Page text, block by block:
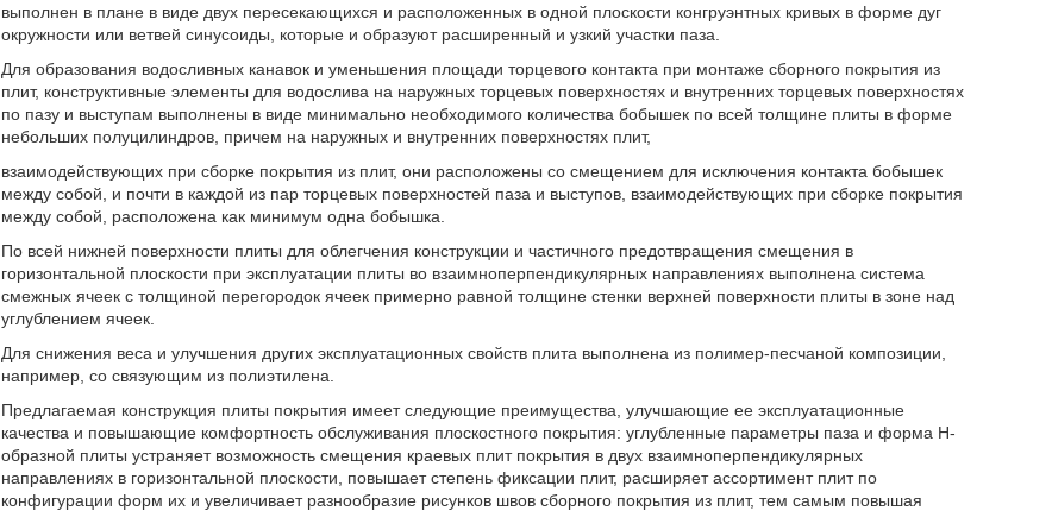
выполнен в плане в виде двух пересекающихся и расположенных в одной плоскости конгруэнтных кривых в форме дуг
окружности или ветвей синусоиды, которые и образуют расширенный и узкий участки паза.
Для образования водосливных канавок и уменьшения площади торцевого контакта при монтаже сборного покрытия из
плит, конструктивные элементы для водослива на наружных торцевых поверхностях и внутренних торцевых поверхностях
по пазу и выступам выполнены в виде минимально необходимого количества бобышек по всей толщине плиты в форме
небольших полуцилиндров, причем на наружных и внутренних поверхностях плит,
взаимодействующих при сборке покрытия из плит, они расположены со смещением для исключения контакта бобышек
между собой, и почти в каждой из пар торцевых поверхностей паза и выступов, взаимодействующих при сборке покрытия
между собой, расположена как минимум одна бобышка.
По всей нижней поверхности плиты для облегчения конструкции и частичного предотвращения смещения в
горизонтальной плоскости при эксплуатации плиты во взаимноперпендикулярных направлениях выполнена система
смежных ячеек с толщиной перегородок ячеек примерно равной толщине стенки верхней поверхности плиты в зоне над
углублением ячеек.
Для снижения веса и улучшения других эксплуатационных свойств плита выполнена из полимер-песчаной композиции,
например, со связующим из полиэтилена.
Предлагаемая конструкция плиты покрытия имеет следующие преимущества, улучшающие ее эксплуатационные
качества и повышающие комфортность обслуживания плоскостного покрытия: углубленные параметры паза и форма H-
образной плиты устраняет возможность смещения краевых плит покрытия в двух взаимноперпендикулярных
направлениях в горизонтальной плоскости, повышает степень фиксации плит, расширяет ассортимент плит по
конфигурации форм их и увеличивает разнообразие рисунков швов сборного покрытия из плит, тем самым повышая